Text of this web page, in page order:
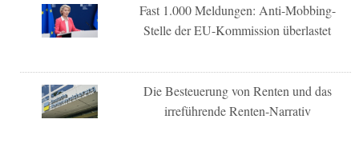
Fast 1.000 Meldungen: Anti-Mobbing-
Stelle der EU-Kommission überlastet
Die Besteuerung von Renten und das
irreführende Renten-Narrativ